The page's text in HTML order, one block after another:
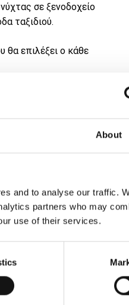
About
and to analyse our traffic.
partners who may
use of their services.
σε ξενοδοχείο
ταξιδιού.
επιλέξει ο κάθε
και 1 running shirt για
του
@gazzetta.gr
επιλογής του νικητή.
να αποδεχτεί το
Θα
διοργάνωση
παρακάτω βήματα::
παρακάτω βήματα::